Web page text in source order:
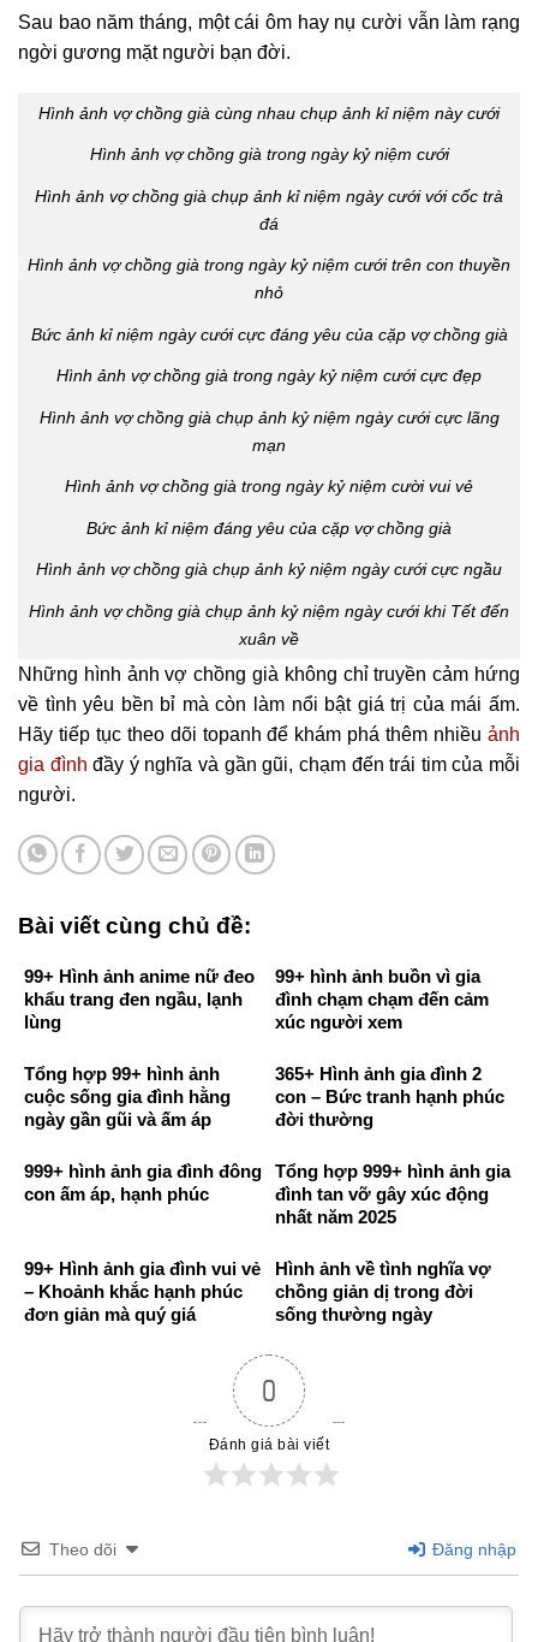
Sau bao năm tháng, một cái ôm hay nụ cười vẫn làm rạng
ngời gương mặt người bạn đời.
Hình ảnh vợ chồng già cùng nhau chụp ảnh kỉ niệm này cưới
Hình ảnh vợ chồng già trong ngày kỷ niệm cưới
Hình ảnh vợ chồng già chụp ảnh kỉ niệm ngày cưới với cốc trà
đá
Hình ảnh vợ chồng già trong ngày kỷ niệm cưới trên con thuyền
nhỏ
Bức ảnh kỉ niệm ngày cưới cực đáng yêu của cặp vợ chồng già
Hình ảnh vợ chồng già trong ngày kỷ niệm cưới cực đẹp
Hình ảnh vợ chồng già chụp ảnh kỷ niệm ngày cưới cực lãng
mạn
Hình ảnh vợ chồng già trong ngày kỷ niệm cười vui vẻ
Bức ảnh kỉ niệm đáng yêu của cặp vợ chồng già
Hình ảnh vợ chồng già chụp ảnh kỷ niệm ngày cưới cực ngầu
Hình ảnh vợ chồng già chụp ảnh kỷ niệm ngày cưới khi Tết đến
xuân về
Những hình ảnh vợ chồng già không chỉ truyền cảm hứng
về tình yêu bền bỉ mà còn làm nổi bật giá trị của mái ấm.
Hãy tiếp tục theo dõi topanh để khám phá thêm nhiều ảnh
gia đình đầy ý nghĩa và gần gũi, chạm đến trái tim của mỗi
người.
Bài viết cùng chủ đề:
99+ Hình ảnh anime nữ đeo
khẩu trang đen ngầu, lạnh
lùng
99+ hình ảnh buồn vì gia
đình chạm chạm đến cảm
xúc người xem
Tổng hợp 99+ hình ảnh
cuộc sống gia đình hằng
ngày gần gũi và ấm áp
365+ Hình ảnh gia đình 2
con – Bức tranh hạnh phúc
đời thường
999+ hình ảnh gia đình đông
con ấm áp, hạnh phúc
Tổng hợp 999+ hình ảnh gia
đình tan vỡ gây xúc động
nhất năm 2025
99+ Hình ảnh gia đình vui vẻ
– Khoảnh khắc hạnh phúc
đơn giản mà quý giá
Hình ảnh về tình nghĩa vợ
chồng giản dị trong đời
sống thường ngày
0
Đánh giá bài viết
Theo dõi Đăng nhập